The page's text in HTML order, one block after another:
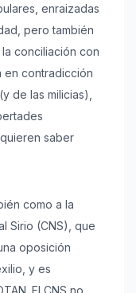
enraizadas
pero también
conciliación con
en contradicción
de las milicias),
saber
como a la
Sirio (CNS), que
oposición
y es
El CNS no